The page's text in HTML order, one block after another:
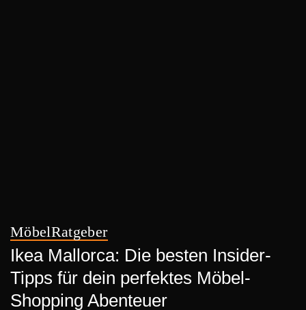
MöbelRatgeber
Ikea Mallorca: Die besten Insider-
Tipps für dein perfektes Möbel-
Shopping Abenteuer